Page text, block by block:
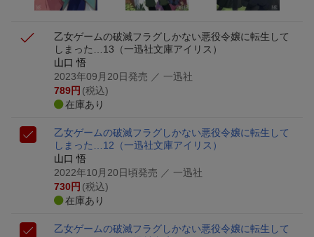
乙女ゲームの破滅フラグしかない悪役令嬢に転生して
しまった…13 （一迅社文庫アイリス）
山口 悟
2023年09月20日発売 ／ 一迅社
789円 (税込)
在庫あり
乙女ゲームの破滅フラグしかない悪役令嬢に転生して
しまった…12 （一迅社文庫アイリス）
山口 悟
2022年10月20日頃発売 ／ 一迅社
730円 (税込)
在庫あり
乙女ゲームの破滅フラグしかない悪役令嬢に転生して